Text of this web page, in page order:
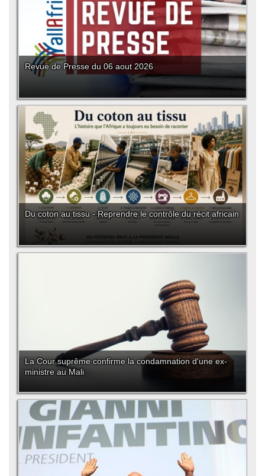
Revue de Presse du 06 aout 2026
Du coton au tissu - Reprendre le contrôle du récit africain
La Cour suprême confirme la condamnation d'une ex-
ministre au Mali